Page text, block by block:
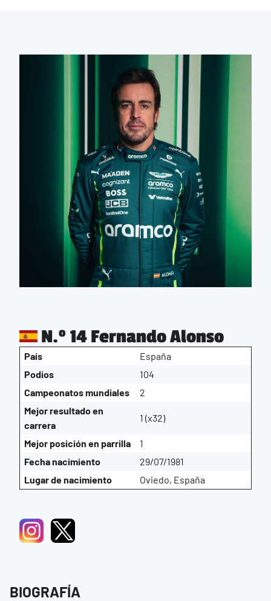
N.º 14 Fernando Alonso
País
España
Podios
104
Campeonatos mundiales
2
Mejor resultado en
carrera
1 (x32)
Mejor posición en parrilla
1
Fecha nacimiento
29/07/1981
Lugar de nacimiento
Oviedo, España
BIOGRAFÍA